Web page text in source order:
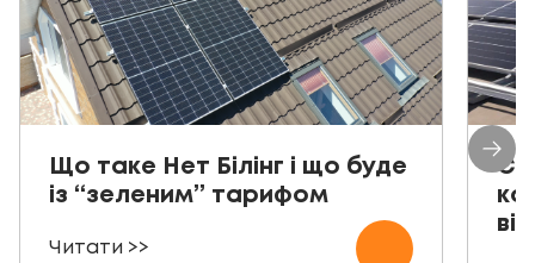
Що таке Нет Білінг і що буде
із “зеленим” тарифом
Читати >>